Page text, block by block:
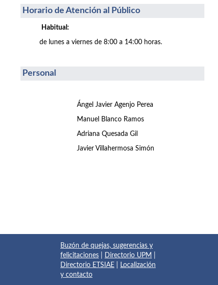
Horario de Atención al Público
Habitual:
de lunes a viernes de 8:00 a 14:00 horas.
Personal
Ángel Javier Agenjo Perea
Manuel Blanco Ramos
Adriana Quesada Gil
Javier Villahermosa Simón
Buzón de quejas, sugerencias y
felicitaciones
Directorio UPM
Directorio ETSIAE
Localización
y contacto